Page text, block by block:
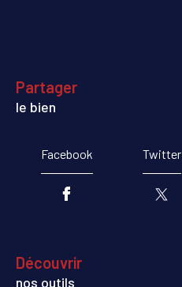
partager
le bien
Facebook Twitter
découvrir
nos outils